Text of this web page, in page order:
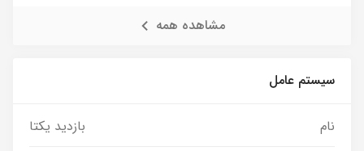
مشاهده همه
سیستم عامل
نام
بازدید یکتا